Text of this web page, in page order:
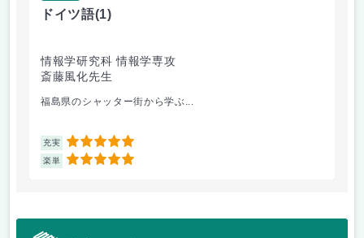
ドイツ語(1)
情報学研究科 情報学専攻
斎藤風化先生
福島県のシャッター街から学ぶ...
充実 5
楽単 5